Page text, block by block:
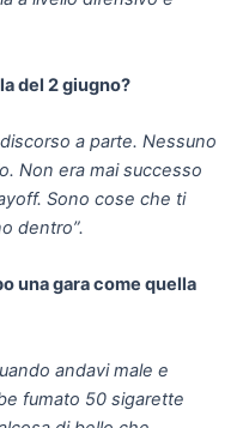
del 2 giugno?
a parte. Nessuno
Non era mai successo
Sono cose che ti
dentro”.
una gara come quella
andavi male e
fumato 50 sigarette
di bello che